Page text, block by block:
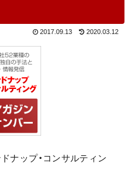
2017.09.13 2020.03.12
ナップ・コンサルティン